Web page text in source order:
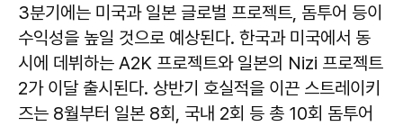
3분기에는 미국과 일본 글로벌 프로젝트, 돔투어 등이
수익성을 높일 것으로 예상된다. 한국과 미국에서 동
시에 데뷔하는 A2K 프로젝트와 일본의 Nizi 프로젝트
2가 이달 출시된다. 상반기 호실적을 이끈 스트레이키
즈는 8월부터 일본 8회, 국내 2회 등 총 10회 돔투어